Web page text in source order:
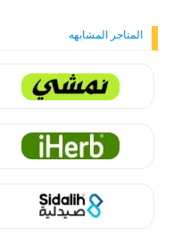
المتاجر المشابهه